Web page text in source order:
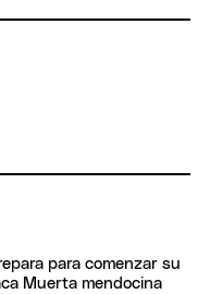
para comenzar su
Muerta mendocina